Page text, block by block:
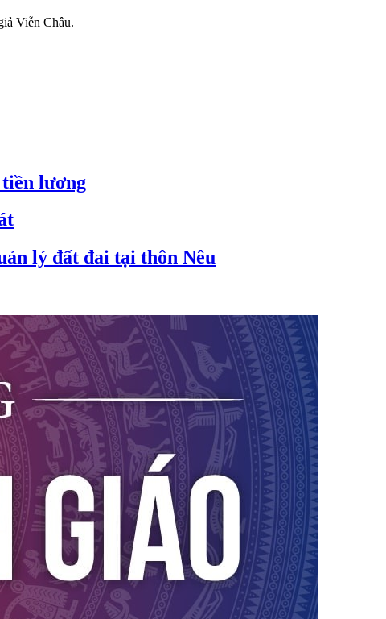
Viễn Châu.
lương
lý đất đai tại thôn Nêu